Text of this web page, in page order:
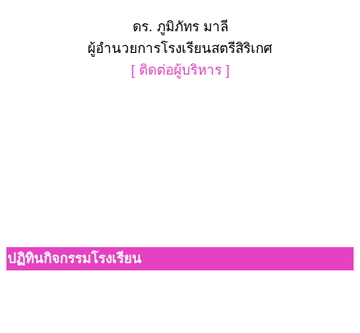
ดร. ภูมิภัทร มาลี
ผู้อำนวยการโรงเรียนสตรีสิริเกศ
[ ติดต่อผู้บริหาร ]
ปฏิทินกิจกรรมโรงเรียน